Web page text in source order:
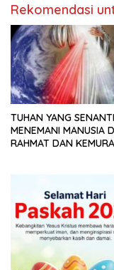
Rekomendasi
TUHAN YANG
MENEMANI MANUSIA
RAHMAT DAN